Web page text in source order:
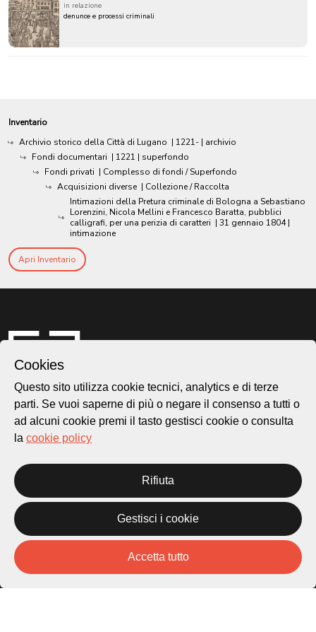
in relazione
denunce e processi criminali
Inventario
Archivio storico della Città di Lugano | 1221- | archivio
Fondi documentari | 1221 | superfondo
Fondi privati | Complesso di fondi / Superfondo
Acquisizioni diverse | Collezione / Raccolta
Intimazioni della Pretura criminale di Bologna a Sebastiano
Lorenzini, Nicola Mellini e Francesco Baratta, pubblici
calligrafi, per una perizia di caratteri | 31 gennaio 1804 |
intimazione
Apri Inventario
Piazza Carlo Cattaneo 1
6976 Castagnola
Archivio Lugano © 2026
Per informazioni:
Cookies
Questo sito utilizza cookie tecnici, analytics e di terze
parti. Se vuoi saperne di più o negare il consenso a tutti o
ad alcuni cookie premi il tasto gestisci cookie o consulta
la cookie policy
Rifiuta
Gestisci i cookie
Accetta tutto